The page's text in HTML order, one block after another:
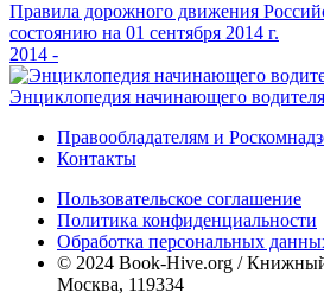
Правила дорожного движения
состоянию на 01 сентября 2014 г.
2014 -
Энциклопедия начинающего водителя
Правообладателям и
Контакты
Пользовательское соглашение
Политика конфиденциальности
Обработка персональных
© 2024 Book-Hive.org /
Москва, 119334